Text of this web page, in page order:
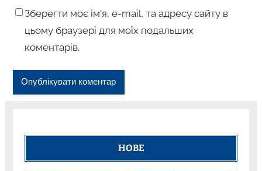
Зберегти моє ім’я, e-mail, та адресу сайту в
цьому браузері для моїх подальших
коментарів.
НОВЕ